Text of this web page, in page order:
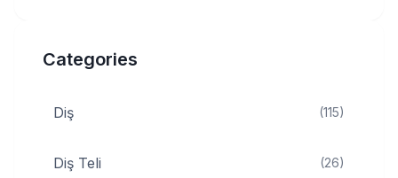
Categories
Diş (115)
Diş Teli (26)